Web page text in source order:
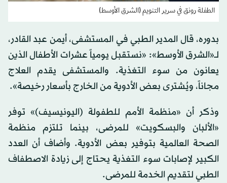
الطفلة رونق في سرير التنويم (الشرق الأوسط)
بدوره، قال المدير الطبي في المستشفى، أيمن عبد القادر،
لــ«الشرق الأوسط»: «نستقبل يومياً عشرات الأطفال الذين
يعانون من سوء التغذية. والمستشفى يقدم العلاج
مجاناً، ويُشترى بعض الأدوية من الخارج بأسعار رخيصة».
وذكر أن «منظمة الأمم للطفولة (اليونيسيف)» توفر
«الألبان والبسكويت» للمرضى، بينما تلتزم منظمة
الصحة العالمية بتوفير بعض الأدوية. وأضاف أن العدد
الكبير لإصابات سوء التغذية يحتاج إلى زيادة الاصطفاف
الطبي لتقديم الخدمة للمرضى.